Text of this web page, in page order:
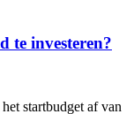
te investeren?
startbudget af van